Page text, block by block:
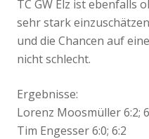
TC GW Elz ist ebenfalls
sehr stark
und die Chancen auf
nicht schlecht.
Ergebnisse:
Lorenz Moosmüller 6:2;
Tim Engesser 6:0; 6:2